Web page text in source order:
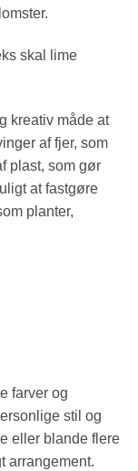
skal lime
kreativ måde at
af fjer, som
plast, som gør
at fastgøre
planter,
farver og
stil og
eller blande flere
arrangement.